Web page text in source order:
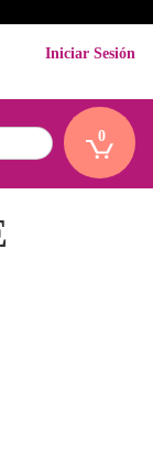
Iniciar Sesión
0